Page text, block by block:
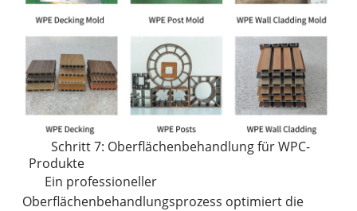
Schritt 7: Oberflächenbehandlung für WPC-
Produkte
Ein professioneller
Oberflächenbehandlungsprozess optimiert die